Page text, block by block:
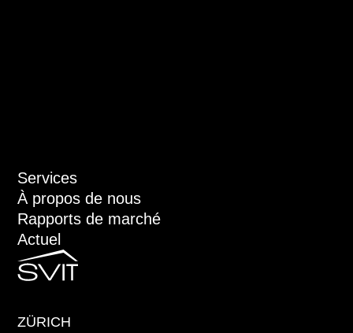
Services
À propos de nous
Rapports de marché
Actuel
ZÜRICH